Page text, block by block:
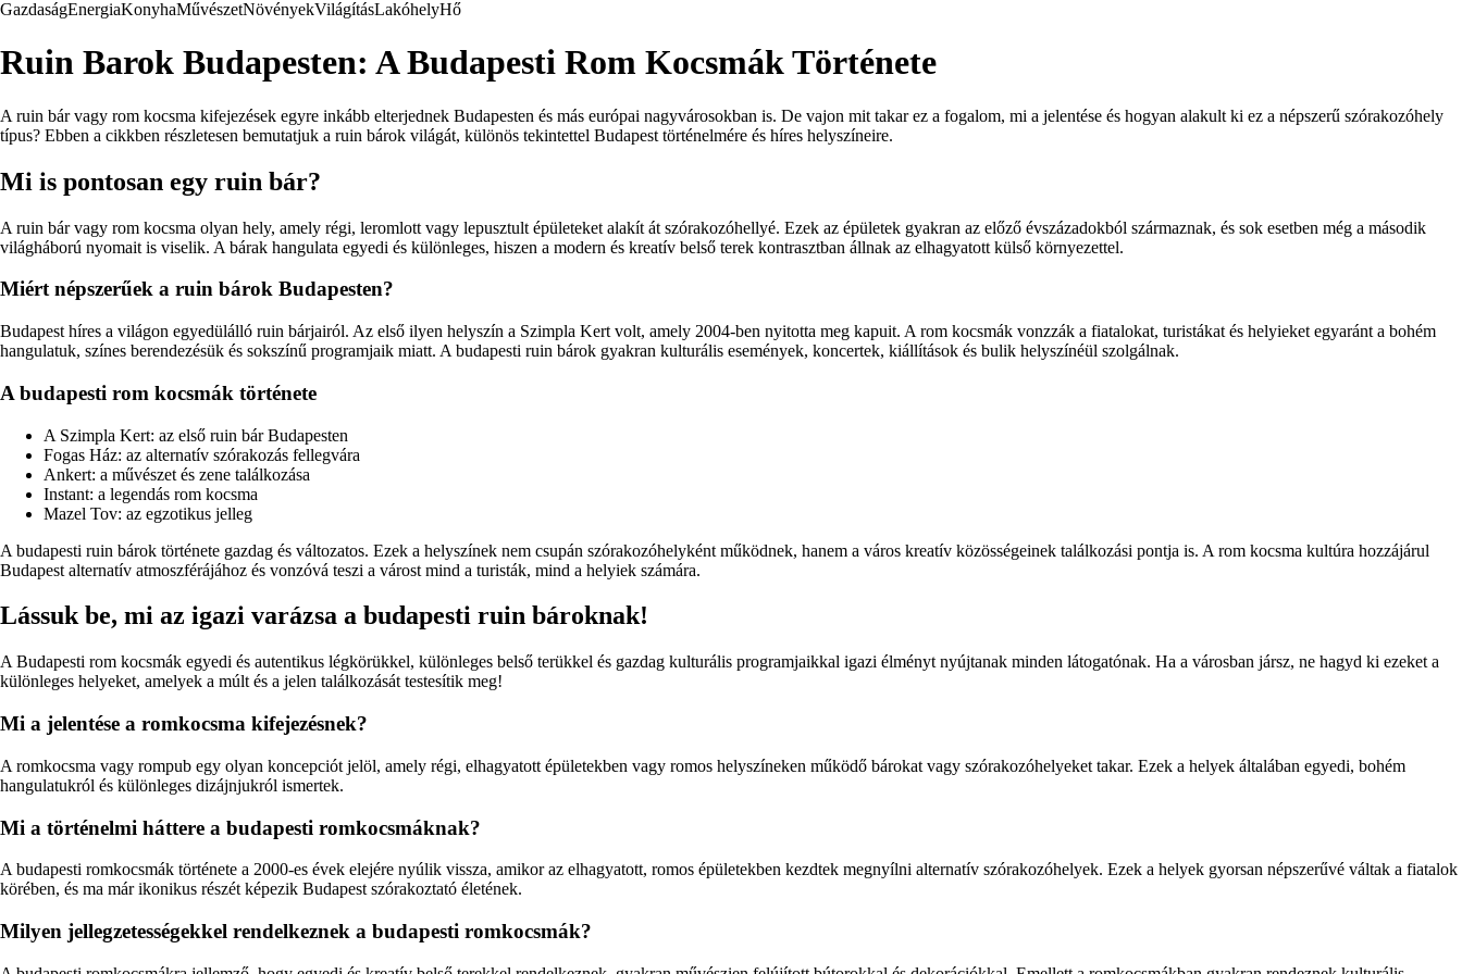
GazdaságEnergiaKonyhaMűvészetNövényekVilágításLakóhelyHő
Ruin Barok Budapesten: A Budapesti Rom Kocsmák Története
A ruin bár vagy rom kocsma kifejezések egyre inkább elterjednek Budapesten és más európai nagyvárosokban is. De vajon mit takar ez a fogalom, mi a jelentése és hogyan alakult ki ez a népszerű szórakozóhely
típus? Ebben a cikkben részletesen bemutatjuk a ruin bárok világát, különös tekintettel Budapest történelmére és híres helyszíneire.
Mi is pontosan egy ruin bár?
A ruin bár vagy rom kocsma olyan hely, amely régi, leromlott vagy lepusztult épületeket alakít át szórakozóhellyé. Ezek az épületek gyakran az előző évszázadokból származnak, és sok esetben még a második
világháború nyomait is viselik. A bárak hangulata egyedi és különleges, hiszen a modern és kreatív belső terek kontrasztban állnak az elhagyatott külső környezettel.
Miért népszerűek a ruin bárok Budapesten?
Budapest híres a világon egyedülálló ruin bárjairól. Az első ilyen helyszín a Szimpla Kert volt, amely 2004-ben nyitotta meg kapuit. A rom kocsmák vonzzák a fiatalokat, turistákat és helyieket egyaránt a bohém
hangulatuk, színes berendezésük és sokszínű programjaik miatt. A budapesti ruin bárok gyakran kulturális események, koncertek, kiállítások és bulik helyszínéül szolgálnak.
A budapesti rom kocsmák története
A Szimpla Kert: az első ruin bár Budapesten
Fogas Ház: az alternatív szórakozás fellegvára
Ankert: a művészet és zene találkozása
Instant: a legendás rom kocsma
Mazel Tov: az egzotikus jelleg
A budapesti ruin bárok története gazdag és változatos. Ezek a helyszínek nem csupán szórakozóhelyként működnek, hanem a város kreatív közösségeinek találkozási pontja is. A rom kocsma kultúra hozzájárul
Budapest alternatív atmoszférájához és vonzóvá teszi a várost mind a turisták, mind a helyiek számára.
Lássuk be, mi az igazi varázsa a budapesti ruin bároknak!
A Budapesti rom kocsmák egyedi és autentikus légkörükkel, különleges belső terükkel és gazdag kulturális programjaikkal igazi élményt nyújtanak minden látogatónak. Ha a városban jársz, ne hagyd ki ezeket a
különleges helyeket, amelyek a múlt és a jelen találkozását testesítik meg!
Mi a jelentése a romkocsma kifejezésnek?
A romkocsma vagy rompub egy olyan koncepciót jelöl, amely régi, elhagyatott épületekben vagy romos helyszíneken működő bárokat vagy szórakozóhelyeket takar. Ezek a helyek általában egyedi, bohém
hangulatukról és különleges dizájnjukról ismertek.
Mi a történelmi háttere a budapesti romkocsmáknak?
A budapesti romkocsmák története a 2000-es évek elejére nyúlik vissza, amikor az elhagyatott, romos épületekben kezdtek megnyílni alternatív szórakozóhelyek. Ezek a helyek gyorsan népszerűvé váltak a fiatalok
körében, és ma már ikonikus részét képezik Budapest szórakoztató életének.
Milyen jellegzetességekkel rendelkeznek a budapesti romkocsmák?